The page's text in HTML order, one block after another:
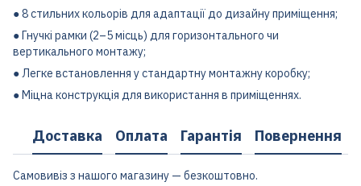
● 8 стильних кольорів для адаптації до дизайну приміщення;
● Гнучкі рамки (2–5 місць) для горизонтального чи
вертикального монтажу;
● Легке встановлення у стандартну монтажну коробку;
● Міцна конструкція для використання в приміщеннях.
Доставка Оплата Гарантія Повернення
Самовивіз з нашого магазину — безкоштовно.